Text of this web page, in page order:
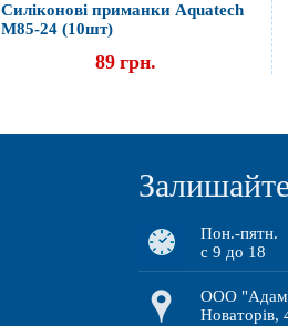
Силіконові приманки Aquatech
М85-24 (10шт)
89 грн.
Пон.-пятн.
с 9 до 18
ООО
Новаторів,